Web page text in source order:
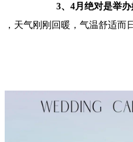
3、4月绝对是举
，天气刚刚回暖，气温舒适而